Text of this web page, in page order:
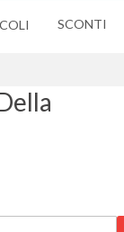
SCONTI